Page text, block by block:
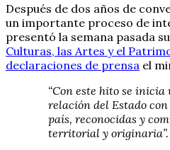
Después de dos años de
un importante proceso de
presentó la semana pasada
Culturas, las Artes y el
declaraciones de prensa el
“Con este hito se
relación del Estado
país, reconocidas y
territorial y originaria”.